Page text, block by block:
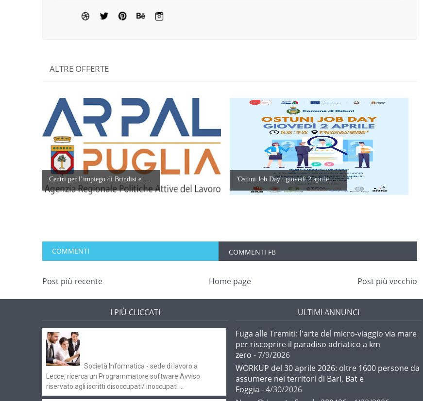
ALTRE OFFERTE
Centri per l’impiego di Brindisi e ... 'Ostuni Job Day': giovedì 2 aprile ...
COMMENTI COMMENTI FB
Post più recente Post più vecchio
Home page
I PIÙ CLICCATI
Società Informatica - sede di lavoro a
Lecce, ricerca un Programmatore software Avviso
riservato agli iscritti disoccupati/ inoccupati ...
ULTIMI ANNUNCI
Fuga alle Tremiti: l'arte del micro-viaggio via mare
per riscoprire il paradiso adriatico a km
zero - 7/9/2026
WORKUP del 30 aprile 2026: oltre 1600 persone da
assumere nei territori di Bari, Bat e
Foggia - 4/30/2026